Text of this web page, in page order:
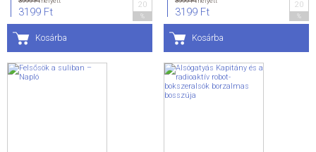
3199 Ft
20
Kosárba
3199 Ft
20
Kosárba